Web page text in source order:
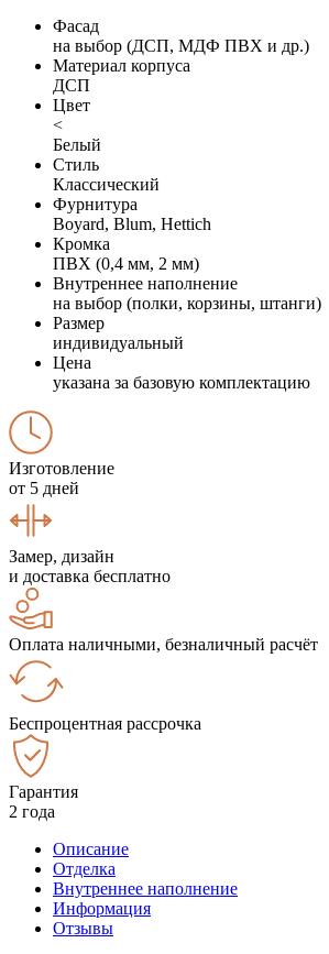
Фасад
на выбор (ДСП, МДФ ПВХ и др.)
Материал корпуса
ДСП
Цвет
<
Белый
Стиль
Классический
Фурнитура
Boyard, Blum, Hettich
Кромка
ПВХ (0,4 мм, 2 мм)
Внутреннее наполнение
на выбор (полки, корзины, штанги)
Размер
индивидуальный
Цена
указана за базовую комплектацию
Изготовление
от 5 дней
Замер, дизайн
и доставка бесплатно
Оплата наличными, безналичный расчёт
Беспроцентная рассрочка
Гарантия
2 года
Описание
Отделка
Внутреннее наполнение
Информация
Отзывы